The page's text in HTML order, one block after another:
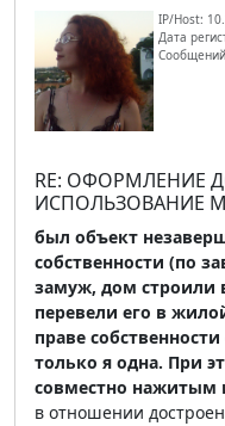
IP/Host:
Дата
RE: ОФОРМЛЕНИЕ
ИСПОЛЬЗОВАНИЕ
был объект
собственности (по
замуж, дом строили
перевели его в
праве
только я одна. При
совместно нажитым
в отношении